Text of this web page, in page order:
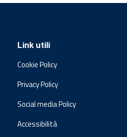
Link utili
Cookie Policy
Privacy Policy
Social media Policy
Accessibilità